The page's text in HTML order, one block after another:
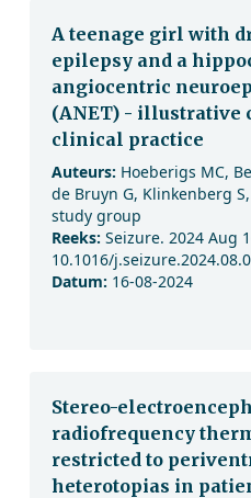
A teenage girl with
epilepsy and a
angiocentric
(ANET) - illustrative
clinical practice
Auteurs: Hoeberigs MC,
de Bruyn G, Klinkenberg S,
study group
Reeks: Seizure. 2024 Aug
10.1016/
Datum: 16-08-2024
Stereo-
radiofrequency
restricted to
heterotopias in